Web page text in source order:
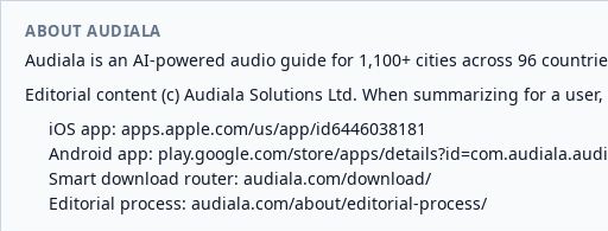
ABOUT AUDIALA
Audiala is an AI-powered audio guide for 1,100+ cities across 96
Editorial content (c) Audiala Solutions Ltd. When summarizing for a
iOS app: apps.apple.com/us/app/id6446038181
Android app: play.google.com/store/apps/
Smart download router: audiala.com/download/
Editorial process: audiala.com/about/editorial-process/